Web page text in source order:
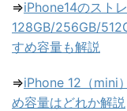
⇒iPhone14のスト
128GB/256GB/
すめ容量も解説
⇒iPhone 12（mini
め容量はどれか解説